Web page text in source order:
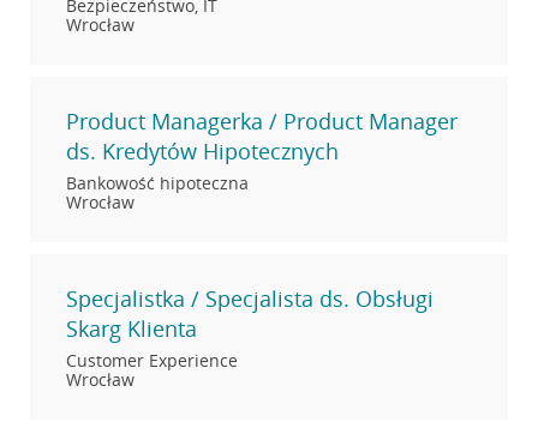
Bezpieczeństwo, IT
Wrocław
Product Managerka / Product Manager
ds. Kredytów Hipotecznych
Bankowość hipoteczna
Wrocław
Specjalistka / Specjalista ds. Obsługi
Skarg Klienta
Customer Experience
Wrocław